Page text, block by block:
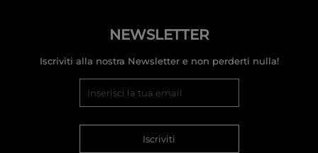
NEWSLETTER
Iscriviti alla nostra Newsletter e non perderti nulla!
Iscriviti